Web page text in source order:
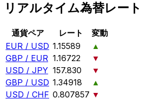
リアルタイム為替レート
通貨ペア レート
変動
EUR / USD 1.15589
▲
GBP / EUR 1.16722
▼
USD / JPY 157.830
▼
GBP / USD 1.34918
▲
USD / CHF 0.807857 ▼